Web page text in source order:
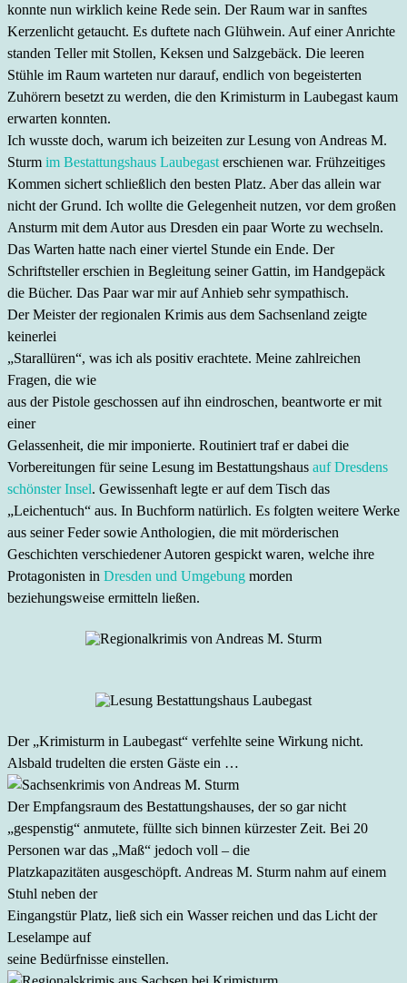
konnte nun wirklich keine Rede sein. Der Raum war in sanftes
Kerzenlicht getaucht. Es duftete nach Glühwein. Auf einer Anrichte
standen Teller mit Stollen, Keksen und Salzgebäck. Die leeren
Stühle im Raum warteten nur darauf, endlich von begeisterten
Zuhörern besetzt zu werden, die den Krimisturm in Laubegast kaum
erwarten konnten.
Ich wusste doch, warum ich beizeiten zur Lesung von Andreas M.
Sturm im Bestattungshaus Laubegast erschienen war. Frühzeitiges
Kommen sichert schließlich den besten Platz. Aber das allein war
nicht der Grund. Ich wollte die Gelegenheit nutzen, vor dem großen
Ansturm mit dem Autor aus Dresden ein paar Worte zu wechseln.
Das Warten hatte nach einer viertel Stunde ein Ende. Der
Schriftsteller erschien in Begleitung seiner Gattin, im Handgepäck
die Bücher. Das Paar war mir auf Anhieb sehr sympathisch.
Der Meister der regionalen Krimis aus dem Sachsenland zeigte
keinerlei
„Starallüren“, was ich als positiv erachtete. Meine zahlreichen
Fragen, die wie
aus der Pistole geschossen auf ihn eindroschen, beantworte er mit
einer
Gelassenheit, die mir imponierte. Routiniert traf er dabei die
Vorbereitungen für seine Lesung im Bestattungshaus auf Dresdens
schönster Insel. Gewissenhaft legte er auf dem Tisch das
„Leichentuch“ aus. In Buchform natürlich. Es folgten weitere Werke
aus seiner Feder sowie Anthologien, die mit mörderischen
Geschichten verschiedener Autoren gespickt waren, welche ihre
Protagonisten in Dresden und Umgebung morden
beziehungsweise ermitteln ließen.
Der „Krimisturm in Laubegast“ verfehlte seine Wirkung nicht.
Alsbald trudelten die ersten Gäste ein …
Der Empfangsraum des Bestattungshauses, der so gar nicht
„gespenstig“ anmutete, füllte sich binnen kürzester Zeit. Bei 20
Personen war das „Maß“ jedoch voll – die
Platzkapazitäten ausgeschöpft. Andreas M. Sturm nahm auf einem
Stuhl neben der
Eingangstür Platz, ließ sich ein Wasser reichen und das Licht der
Leselampe auf
seine Bedürfnisse einstellen.